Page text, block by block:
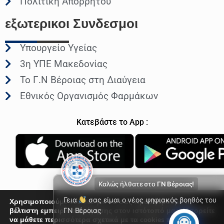
εξωτερικοι Συνδεσμοι
Υπουργείο Υγείας
3η ΥΠΕ Μακεδονίας
Το Γ.Ν Βέροιας στη Διαύγεια
Εθνικός Οργανισμός Φαρμάκων
Κατεβάστε το App :
Καλώς ήλθατε στο ΓΝ Βέροιας!
Γεια
σας είμαι ο νέος ψηφιακός βοηθός του
ΓΝ Βέροιας
Χρησιμοποιούμε cookies για να σας προσφέρουμε τη
βέλτιστη εμπειρία πλοήγησης στον ιστότοπό μας. Μπορείτε
να μάθετε περισσότερα σχετικά με τα cookies που